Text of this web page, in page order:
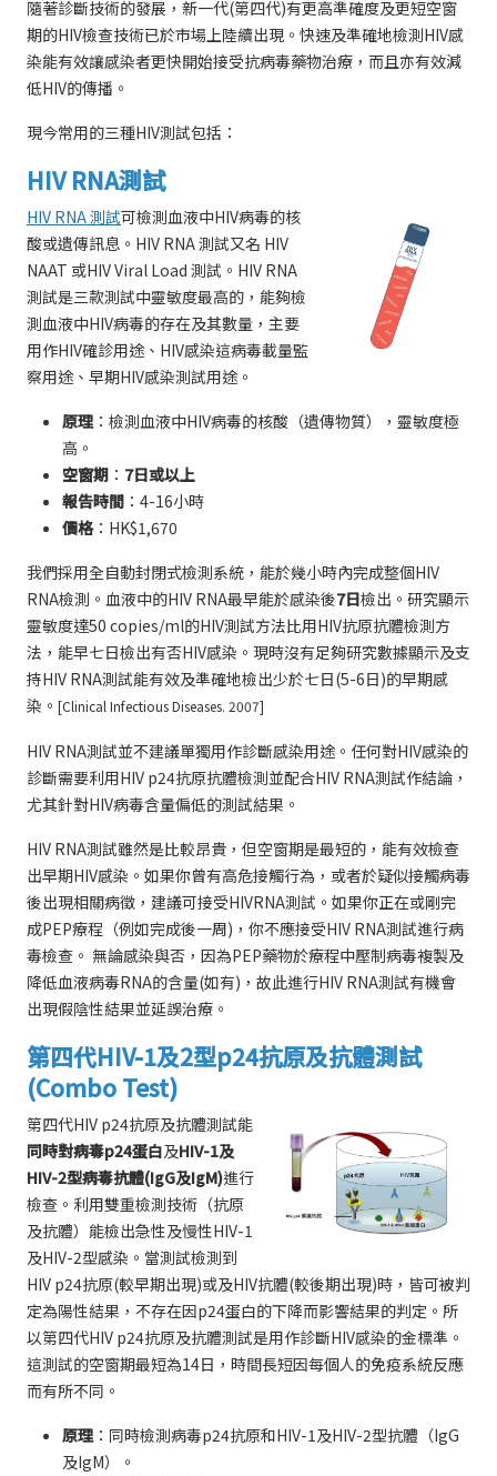
隨著診斷技術的發展，新一代(第四代)有更高準確度及更短空窗
期的HIV檢查技術已於市場上陸續出現。快速及準確地檢測HIV感
染能有效讓感染者更快開始接受抗病毒藥物治療，而且亦有效減
低HIV的傳播。
現今常用的三種HIV測試包括：
HIV RNA測試
HIV RNA 測試可檢測血液中HIV病毒的核
酸或遺傳訊息。HIV RNA 測試又名 HIV
NAAT 或HIV Viral Load 測試。HIV RNA
測試是三款測試中靈敏度最高的，能夠檢
測血液中HIV病毒的存在及其數量，主要
用作HIV確診用途、HIV感染這病毒載量監
察用途、早期HIV感染測試用途。
原理：檢測血液中HIV病毒的核酸（遺傳物質），靈敏度極
高。
空窗期 ： 7日或以上
報告時間 ：4-16小時
價格：HK$1,670
我們採用全自動封閉式檢測系統，能於幾小時內完成整個HIV
RNA檢測。血液中的HIV RNA最早能於感染後7日檢出。研究顯示
靈敏度達50 copies/ml的HIV測試方法比用HIV抗原抗體檢測方
法，能早七日檢出有否HIV感染。現時沒有足夠研究數據顯示及支
持HIV RNA測試能有效及準確地檢出少於七日(5-6日)的早期感
染。 [Clinical Infectious Diseases. 2007]
HIV RNA測試並不建議單獨用作診斷感染用途。任何對HIV感染的
診斷需要利用HIV p24抗原抗體檢測並配合HIV RNA測試作結論，
尤其針對HIV病毒含量偏低的測試結果。
HIV RNA測試雖然是比較昂貴，但空窗期是最短的，能有效檢查
出早期HIV感染。如果你曾有高危接觸行為，或者於疑似接觸病毒
後出現相關病徵，建議可接受HIVRNA測試。如果你正在或剛完
成PEP療程（例如完成後一周)，你不應接受HIV RNA測試進行病
毒檢查。 無論感染與否，因為PEP藥物於療程中壓制病毒複製及
降低血液病毒RNA的含量(如有)，故此進行HIV RNA測試有機會
出現假陰性結果並延誤治療。
第四代HIV-1及2型p24抗原及抗體測試
(Combo Test)
第四代HIV p24抗原及抗體測試能
同時對病毒p24蛋白及HIV-1及
HIV-2型病毒抗體(IgG及IgM)進行
檢查。利用雙重檢測技術（抗原
及抗體）能檢出急性及慢性HIV-1
及HIV-2型感染。當測試檢測到
HIV p24抗原(較早期出現)或及HIV抗體(較後期出現)時，皆可被判
定為陽性結果，不存在因p24蛋白的下降而影響結果的判定。所
以第四代HIV p24抗原及抗體測試是用作診斷HIV感染的金標準。
這測試的空窗期最短為14日，時間長短因每個人的免疫系統反應
而有所不同。
原理：同時檢測病毒p24抗原和HIV-1及HIV-2型抗體（IgG
及IgM）。